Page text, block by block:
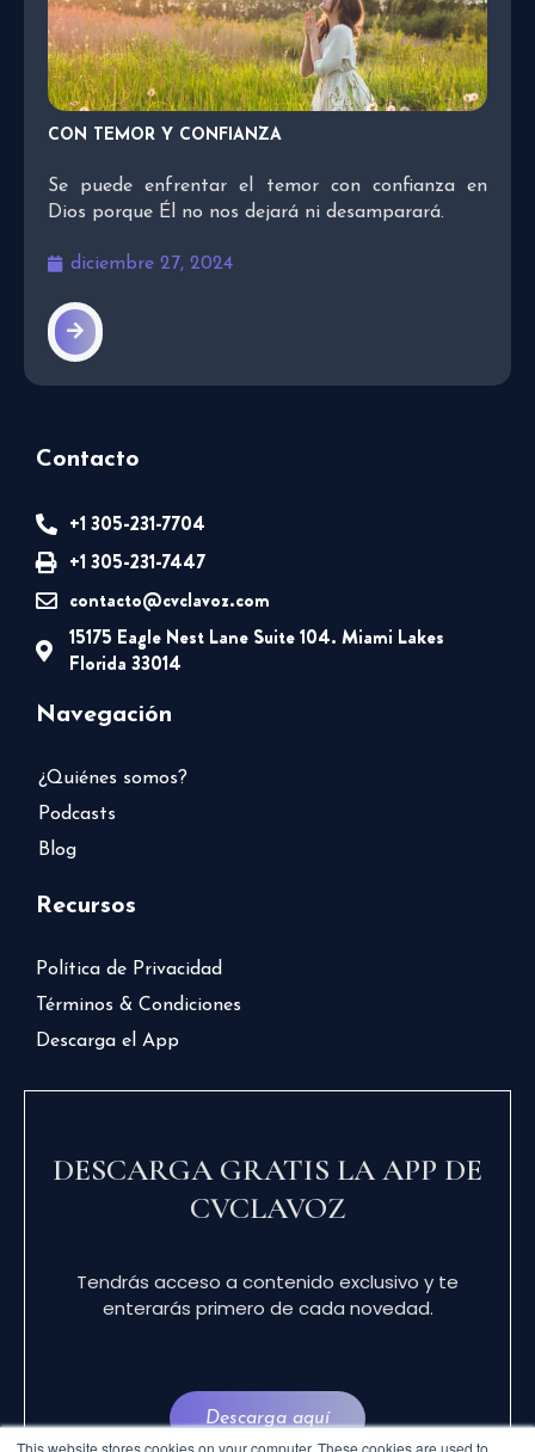
This website stores cookies on your computer. These cookies are used to
CON TEMOR Y CONFIANZA
Se puede enfrentar el temor con confianza en
Dios porque Él no nos dejará ni desamparará.
diciembre 27, 2024
Contacto
+1 305-231-7704
+1 305-231-7447
contacto@cvclavoz.com
15175 Eagle Nest Lane Suite 104. Miami Lakes
Florida 33014
Navegación
¿Quiénes somos?
Podcasts
Blog
Recursos
Política de Privacidad
Términos & Condiciones
Descarga el App
DESCARGA GRATIS LA APP DE
CVCLAVOZ
Tendrás acceso a contenido exclusivo y te
enterarás primero de cada novedad.
Descarga aquí